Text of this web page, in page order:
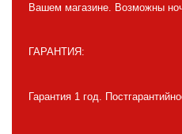
Вашем магазине. Возможны
ГАРАНТИЯ:
Гарантия 1 год.